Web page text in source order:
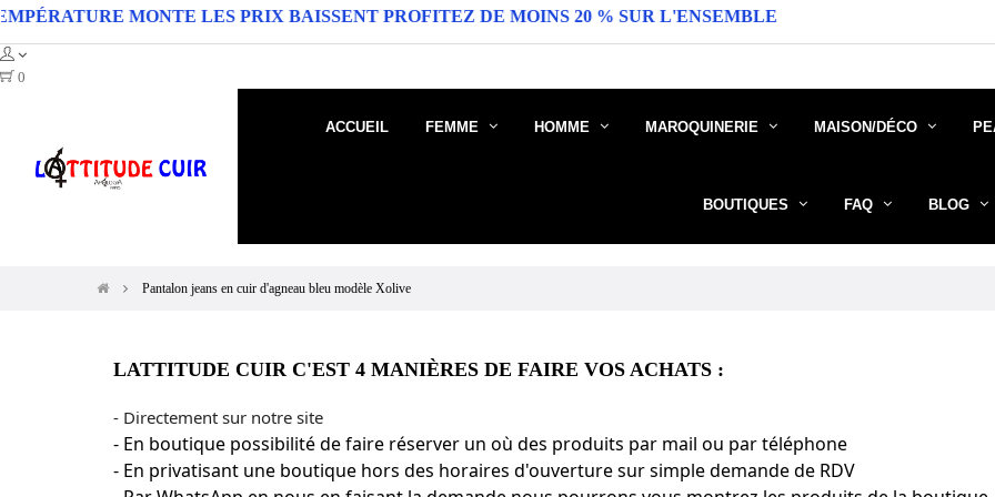
0
ACCUEIL FEMME HOMME MAROQUINERIE MAISON/DÉCO
BOUTIQUES FAQ BLOG
MONTE LES PRIX BAISSENT PROFITEZ DE MOINS 20 % SUR L'ENSEMBLE DU SITE ( DANS LA LIMITE DES
Pantalon jeans en cuir d'agneau bleu modèle Xolive
LATTITUDE CUIR C'EST 4 MANIÈRES DE FAIRE VOS ACHATS :
- Directement sur notre site
- En boutique possibilité de faire réserver un où des produits par mail ou par téléphone
- En privatisant une boutique hors des horaires d'ouverture sur simple demande de RDV